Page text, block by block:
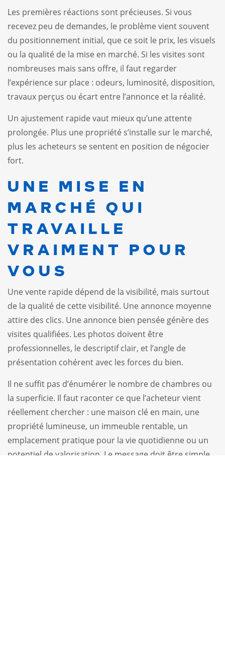
Les premières réactions sont précieuses. Si vous
recevez peu de demandes, le problème vient souvent
du positionnement initial, que ce soit le prix, les visuels
ou la qualité de la mise en marché. Si les visites sont
nombreuses mais sans offre, il faut regarder
l’expérience sur place : odeurs, luminosité, disposition,
travaux perçus ou écart entre l’annonce et la réalité.
Un ajustement rapide vaut mieux qu’une attente
prolongée. Plus une propriété s’installe sur le marché,
plus les acheteurs se sentent en position de négocier
fort.
UNE MISE EN
MARCHÉ QUI
TRAVAILLE
VRAIMENT POUR
VOUS
Une vente rapide dépend de la visibilité, mais surtout
de la qualité de cette visibilité. Une annonce moyenne
attire des clics. Une annonce bien pensée génère des
visites qualifiées. Les photos doivent être
professionnelles, le descriptif clair, et l’angle de
présentation cohérent avec les forces du bien.
Il ne suffit pas d’énumérer le nombre de chambres ou
la superficie. Il faut raconter ce que l’acheteur vient
réellement chercher : une maison clé en main, une
propriété lumineuse, un immeuble rentable, un
emplacement pratique pour la vie quotidienne ou un
potentiel de valorisation. Le message doit être simple,